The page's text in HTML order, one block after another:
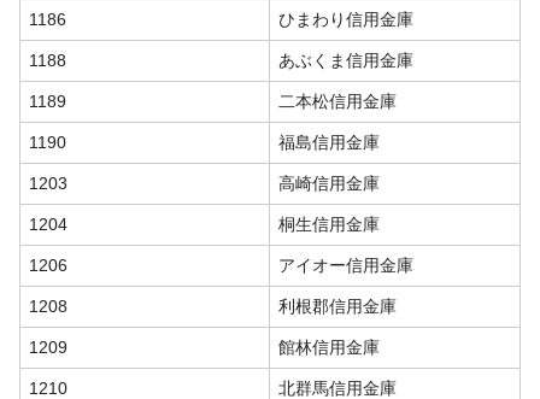
1186 ひまわり信用金庫
1188 あぶくま信用金庫
1189 二本松信用金庫
1190 福島信用金庫
1203 高崎信用金庫
1204 桐生信用金庫
1206 アイオー信用金庫
1208 利根郡信用金庫
1209 館林信用金庫
1210 北群馬信用金庫